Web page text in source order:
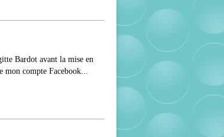
Bardot avant la mise en
mon compte Facebook...